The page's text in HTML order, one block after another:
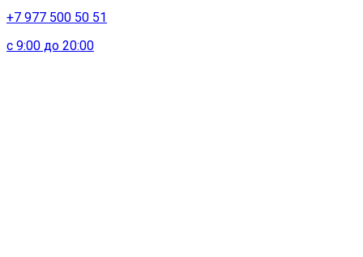
+7 977 500 50 51
с 9:00 до 20:00